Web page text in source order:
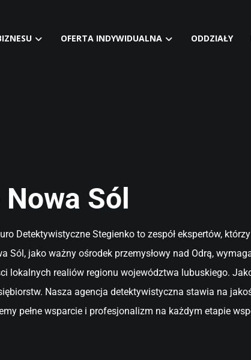
OFERTA INDYWIDUALNA ODDZIAŁY
Sól
Detektywistyczne Stegienko to zespół ekspertów,
jako ważny ośrodek przemysłowy nad Odrą,
lokalnych realiów regionu województwa lubuskiego.
Nasza agencja detektywistyczna stawia na
pełne wsparcie i profesjonalizm na każdym etapie